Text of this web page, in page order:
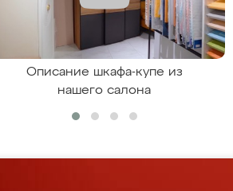
Описание шкафа-купе из
нашего салона